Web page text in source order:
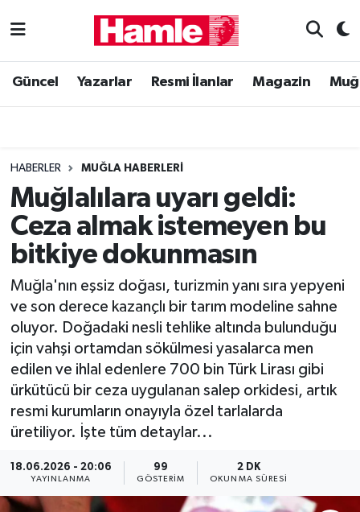
Güncel Yazarlar Resmi İlanlar Magazin
HABERLER MUĞLA HABERLERI
Muğlalılara uyarı geldi:
Ceza almak istemeyen bu
bitkiye dokunmasın
Muğla'nın eşsiz doğası, turizmin yanı sıra yepyeni
ve son derece kazançlı bir tarım modeline sahne
oluyor. Doğadaki nesli tehlike altında bulunduğu
için vahşi ortamdan sökülmesi yasalarca men
edilen ve ihlal edenlere 700 bin Türk Lirası gibi
ürkütücü bir ceza uygulanan salep orkidesi, artık
resmi kurumların onayıyla özel tarlalarda
üretiliyor. İşte tüm detaylar...
18.06.2026 - 20:06
YAYINLANMA
99
GÖSTERIM
2 DK
OKUNMA SÜRESI
Güncel
Magazin
Muğla Haber
Siyaset
Muğla Nöbetçi Eczaneler
Muğla Trafik Yoğunluk Haritası
Süper Lig Puan Durumu ve Fikstür
Tüm Manşetler
Son Dakika Haberleri
Haber Arşivi